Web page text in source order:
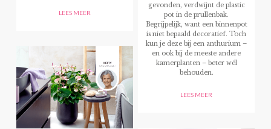
LEES MEER
gevonden, verdwijnt de plastic
pot in de prullenbak.
Begrijpelijk, want een binnenpot
is niet bepaald decoratief. Toch
kun je deze bij een anthurium –
en ook bij de meeste andere
kamerplanten – beter wél
behouden.
LEES MEER